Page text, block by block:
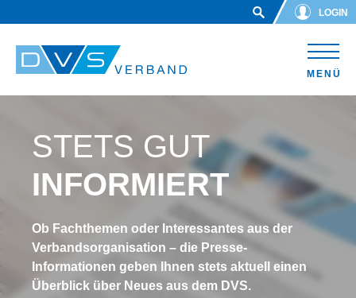
LOGIN
MENÜ
STETS GUT
INFORMIERT
Ob Fachthemen oder Interessantes aus der
Verbandsorganisation – die Presse-
Informationen geben Ihnen stets aktuell einen
Überblick über Neues aus dem DVS.